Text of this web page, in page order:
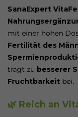
SanaExpert
mit einer hohen
Fertilität des
trägt zu besserer
Fruchtbarkeit bei.
🌿 Reich an